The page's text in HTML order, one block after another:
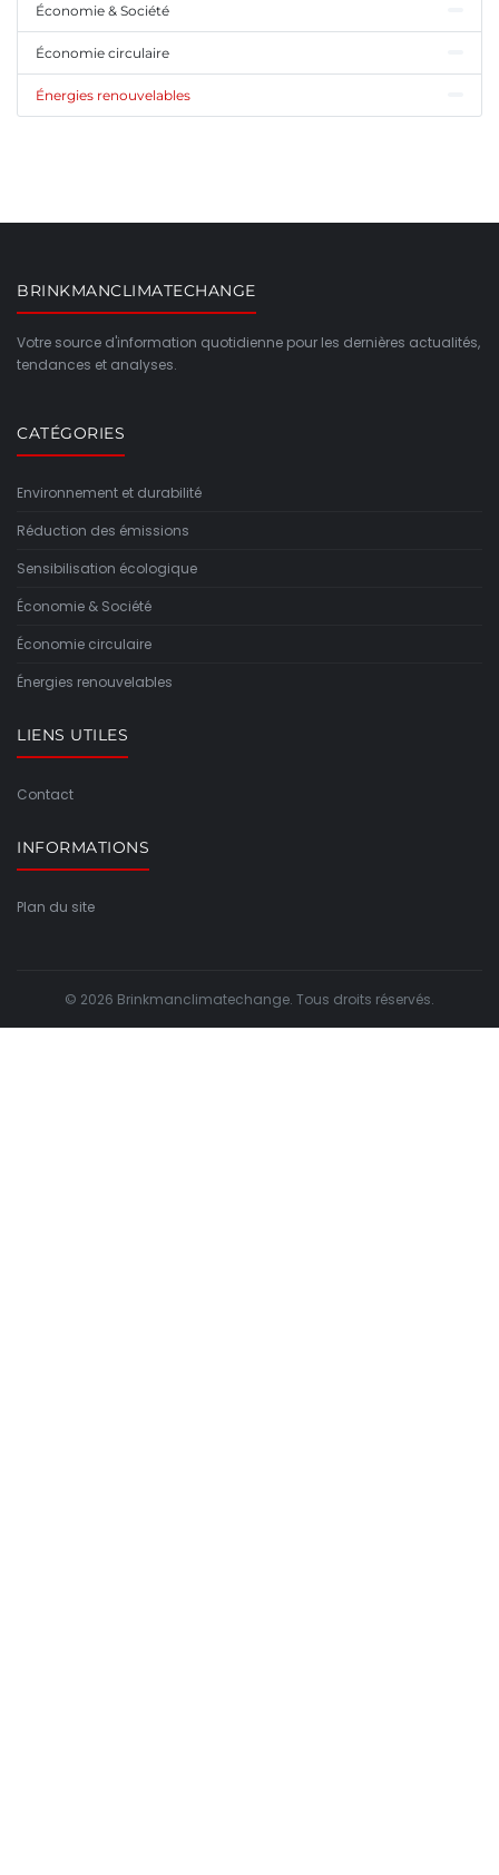
Économie & Société
Économie circulaire
Énergies renouvelables
BRINKMANCLIMATECHANGE
Votre source d'information quotidienne pour les dernières actualités,
tendances et analyses.
CATÉGORIES
Environnement et durabilité
Réduction des émissions
Sensibilisation écologique
Économie & Société
Économie circulaire
Énergies renouvelables
LIENS UTILES
Contact
INFORMATIONS
Plan du site
© 2026 Brinkmanclimatechange. Tous droits réservés.